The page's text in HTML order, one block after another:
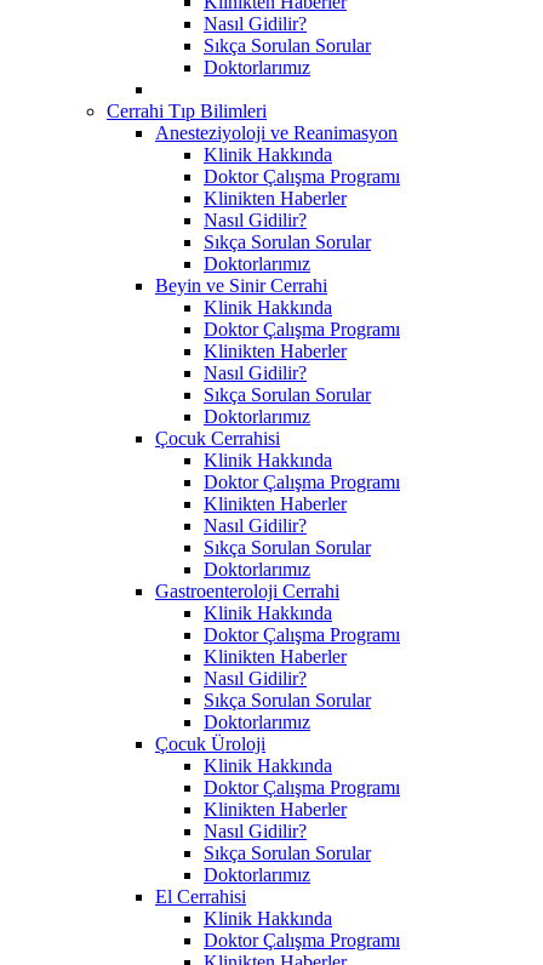
Nasıl Gidilir?
Sıkça Sorulan Sorular
Doktorlarımız
Cerrahi Tıp Bilimleri
Anesteziyoloji ve Reanimasyon
Klinik Hakkında
Doktor Çalışma Programı
Klinikten Haberler
Nasıl Gidilir?
Sıkça Sorulan Sorular
Doktorlarımız
Beyin ve Sinir Cerrahi
Klinik Hakkında
Doktor Çalışma Programı
Klinikten Haberler
Nasıl Gidilir?
Sıkça Sorulan Sorular
Doktorlarımız
Çocuk Cerrahisi
Klinik Hakkında
Doktor Çalışma Programı
Klinikten Haberler
Nasıl Gidilir?
Sıkça Sorulan Sorular
Doktorlarımız
Gastroenteroloji Cerrahi
Klinik Hakkında
Doktor Çalışma Programı
Klinikten Haberler
Nasıl Gidilir?
Sıkça Sorulan Sorular
Doktorlarımız
Çocuk Üroloji
Klinik Hakkında
Doktor Çalışma Programı
Klinikten Haberler
Nasıl Gidilir?
Sıkça Sorulan Sorular
Doktorlarımız
El Cerrahisi
Klinik Hakkında
Doktor Çalışma Programı